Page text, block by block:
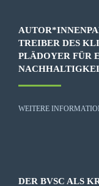
TREIBER DES
PLÄDOYER FÜR
WEITERE
DER BVSC ALS